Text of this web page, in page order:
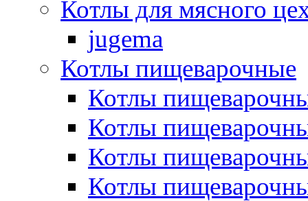
Котлы для мясного
jugema
Котлы пищеварочные
Котлы
Котлы
Котлы
Котлы